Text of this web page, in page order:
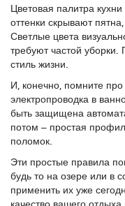
Цветовая палитра
оттенки скрывают
Светлые цвета
требуют частой уборки.
стиль жизни.
И, конечно, помните
электропроводка в
быть защищена
потом – простая
поломок.
Эти простые правила
будь то на озере или в
применить их уже
качество вашего